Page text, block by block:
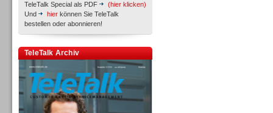
TeleTalk Special als PDF
(hier klicken)
Und
hier können Sie TeleTalk
bestellen oder abonnieren!
TeleTalk Archiv
Inbound